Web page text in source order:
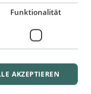
Funktionalität
AKZEPTIEREN